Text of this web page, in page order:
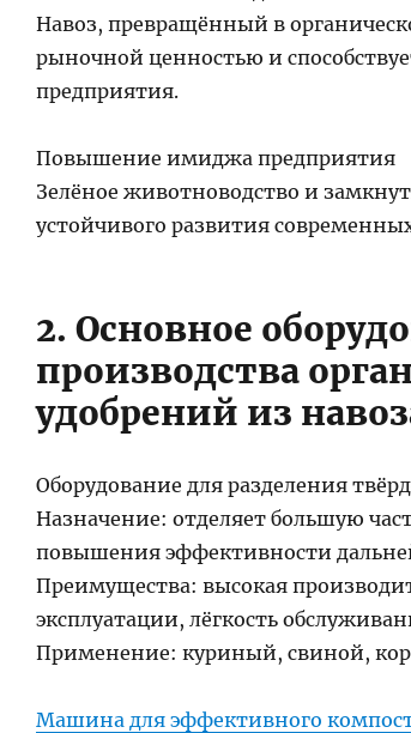
Навоз, превращённый в
рыночной ценностью и
предприятия.
Повышение имиджа предприятия
Зелёное животноводство и
устойчивого развития
2. Основное
производства
удобрений из
Оборудование для разделения
Назначение: отделяет большую
повышения эффективности
Преимущества: высокая
эксплуатации, лёгкость
Применение: куриный, свиной,
Машина для эффективного